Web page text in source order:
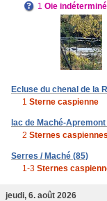
1 Oie
Ecluse du chenal de la
1 Sterne caspienne
lac de Maché-
2 Sternes caspiennes
Serres / Maché (85)
1-3 Sternes
jeudi, 6. août 2026